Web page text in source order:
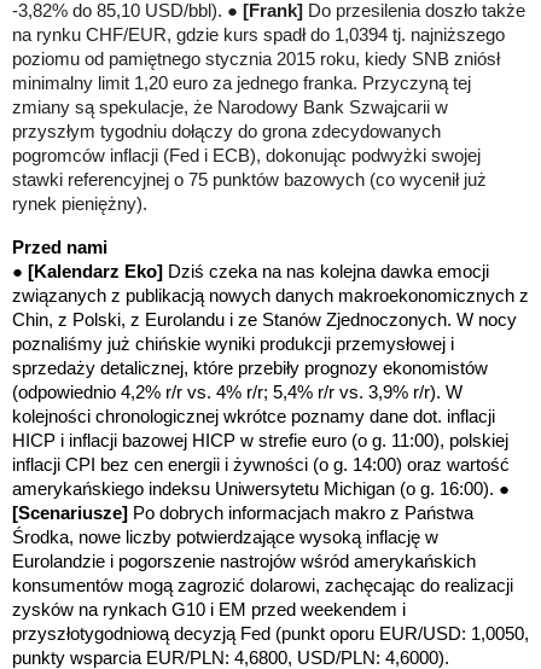
-3,82% do 85,10 USD/bbl). ● [Frank] Do przesilenia doszło także
na rynku CHF/EUR, gdzie kurs spadł do 1,0394 tj. najniższego
poziomu od pamiętnego stycznia 2015 roku, kiedy SNB zniósł
minimalny limit 1,20 euro za jednego franka. Przyczyną tej
zmiany są spekulacje, że Narodowy Bank Szwajcarii w
przyszłym tygodniu dołączy do grona zdecydowanych
pogromców inflacji (Fed i ECB), dokonując podwyżki swojej
stawki referencyjnej o 75 punktów bazowych (co wycenił już
rynek pieniężny).
Przed nami
● [Kalendarz Eko] Dziś czeka na nas kolejna dawka emocji
związanych z publikacją nowych danych makroekonomicznych z
Chin, z Polski, z Eurolandu i ze Stanów Zjednoczonych. W nocy
poznaliśmy już chińskie wyniki produkcji przemysłowej i
sprzedaży detalicznej, które przebiły prognozy ekonomistów
(odpowiednio 4,2% r/r vs. 4% r/r; 5,4% r/r vs. 3,9% r/r). W
kolejności chronologicznej wkrótce poznamy dane dot. inflacji
HICP i inflacji bazowej HICP w strefie euro (o g. 11:00), polskiej
inflacji CPI bez cen energii i żywności (o g. 14:00) oraz wartość
amerykańskiego indeksu Uniwersytetu Michigan (o g. 16:00). ●
[Scenariusze] Po dobrych informacjach makro z Państwa
Środka, nowe liczby potwierdzające wysoką inflację w
Eurolandzie i pogorszenie nastrojów wśród amerykańskich
konsumentów mogą zagrozić dolarowi, zachęcając do realizacji
zysków na rynkach G10 i EM przed weekendem i
przyszłotygodniową decyzją Fed (punkt oporu EUR/USD: 1,0050,
punkty wsparcia EUR/PLN: 4,6800, USD/PLN: 4,6000).